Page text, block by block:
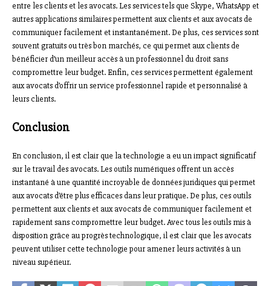
entre les clients et les avocats. Les services tels que Skype, WhatsApp et
autres applications similaires permettent aux clients et aux avocats de
communiquer facilement et instantanément. De plus, ces services sont
souvent gratuits ou très bon marchés, ce qui permet aux clients de
bénéficier d’un meilleur accès à un professionnel du droit sans
compromettre leur budget. Enfin, ces services permettent également
aux avocats d’offrir un service professionnel rapide et personnalisé à
leurs clients.
Conclusion
En conclusion, il est clair que la technologie a eu un impact significatif
sur le travail des avocats. Les outils numériques offrent un accès
instantané à une quantité incroyable de données juridiques qui permet
aux avocats d’être plus efficaces dans leur pratique. De plus, ces outils
permettent aux clients et aux avocats de communiquer facilement et
rapidement sans compromettre leur budget. Avec tous les outils mis à
disposition grâce au progrès technologique, il est clair que les avocats
peuvent utiliser cette technologie pour amener leurs activités à un
niveau supérieur.